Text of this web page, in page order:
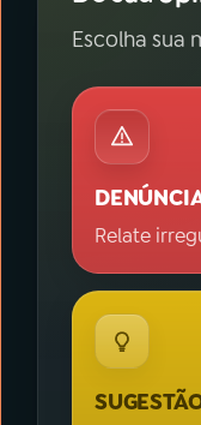
Escolha sua
Relate